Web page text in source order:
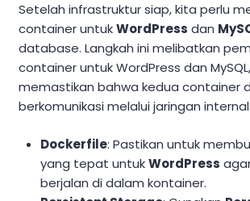
Setelah infrastruktur siap, kita perlu
container untukWordPress dan
database. Langkah ini melibatkan
container untuk WordPress dan
memastikan bahwa kedua container
berkomunikasi melalui jaringan
Dockerfile: Pastikan untuk
yang tepat untukWordPress
berjalan di dalam kontainer.